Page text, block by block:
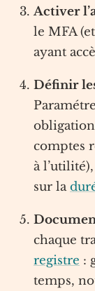
Activer
le MFA
ayant
Définir
comptes
à
sur la
chaque
registre :
temps,